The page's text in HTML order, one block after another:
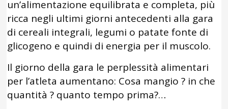
un’alimentazione equilibrata e completa, più
ricca negli ultimi giorni antecedenti alla gara
di cereali integrali, legumi o patate fonte di
glicogeno e quindi di energia per il muscolo.
Il giorno della gara le perplessità alimentari
per l’atleta aumentano: Cosa mangio ? in che
quantità ? quanto tempo prima?…